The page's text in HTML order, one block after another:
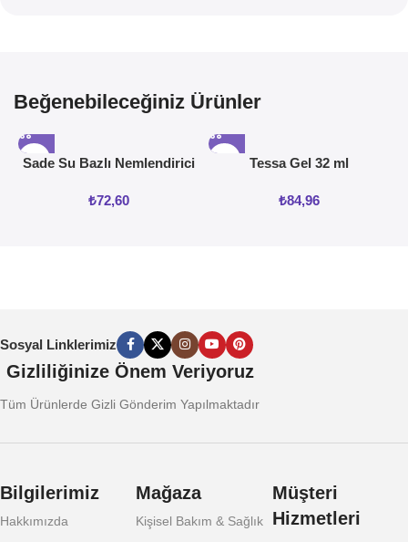
Beğenebileceğiniz Ürünler
Sade Su Bazlı Nemlendirici
₺72,60
Tessa Gel 32 ml
₺84,96
Sosyal Linklerimiz
Gizliliğinize Önem Veriyoruz
Tüm Ürünlerde Gizli Gönderim Yapılmaktadır
Bilgilerimiz
Hakkımızda
Mağaza
Kişisel Bakım & Sağlık
Müşteri
Hizmetleri